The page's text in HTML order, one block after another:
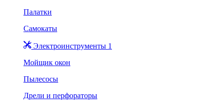
Палатки
Самокаты
Электроинструменты 1
Мойщик окон
Пылесосы
Дрели и перфораторы